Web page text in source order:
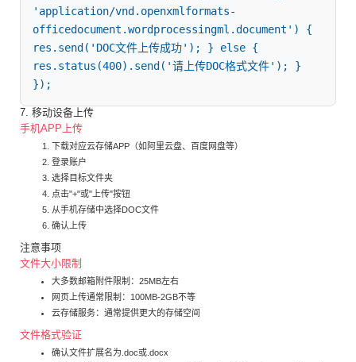
'application/vnd.openxmlformats-
officedocument.wordprocessingml.document') {
res.send('DOC文件上传成功'); } else {
res.status(400).send('请上传DOC格式文件'); }
});
7. 移动设备上传
手机APP上传
下载对应云存储APP（如阿里云盘、百度网盘等）
登录账户
选择目标文件夹
点击"+"或"上传"按钮
从手机存储中选择DOC文件
确认上传
注意事项
文件大小限制
大多数邮箱附件限制：25MB左右
网页上传通常限制：100MB-2GB不等
云存储服务：通常提供更大的存储空间
文件格式验证
确认文件扩展名为.doc或.docx